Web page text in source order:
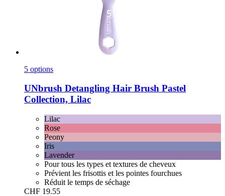
5 options
UNbrush Detangling Hair Brush Pastel
Collection, Lilac
Lilac
Rose
Peony
Iris
Lavender
Pour tous les types et textures de cheveux
Prévient les frisottis et les pointes fourchues
Réduit le temps de séchage
CHF 19.55